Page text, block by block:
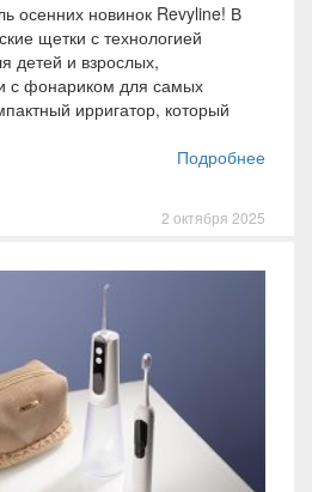
осенних новинок Revyline! В
щетки с технологией
детей и взрослых,
с фонариком для самых
ирригатор, который
Подробнее
2 октября 2025